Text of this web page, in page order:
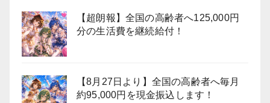
【超朗報】全国の高齢者へ125,000円
分の生活費を継続給付！
【8月27日より】全国の高齢者へ毎月
約95,000円を現金振込します！